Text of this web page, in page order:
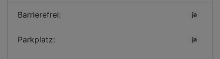
Barrierefrei: ja
Parkplatz: ja